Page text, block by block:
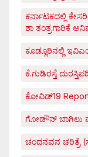
ಕರ್ನಾಟಕದಲ್ಲಿ
ಶಾ ತಂತ್ರಗಾರಿಕೆ
ಕೂಡ್ಲೂರಿನಲ್ಲಿ
ಕೆ.ಗುಡಿರಸ್ತೆ
ಕೋವಿಡ್‌19
ಗೋಡೌನ್ ಬಾಗಿಲು
ಚಂದನವನ ಚರಿತ್ರೆ